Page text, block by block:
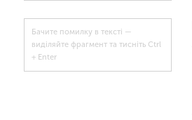
Бачите помилку в тексті —
виділяйте фрагмент та тисніть Ctrl
+ Enter